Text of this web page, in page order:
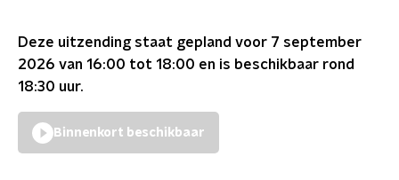
Deze uitzending staat gepland voor 7 september
2026 van 16:00 tot 18:00 en is beschikbaar rond
18:30 uur.
Binnenkort beschikbaar